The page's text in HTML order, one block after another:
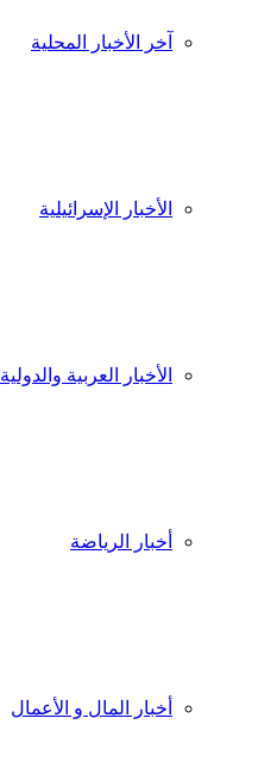
آخر الأخبار المحلية
الأخبار الإسرائيلية
الأخبار العربية والدولية
أخبار الرياضة
أخبار المال و الأعمال